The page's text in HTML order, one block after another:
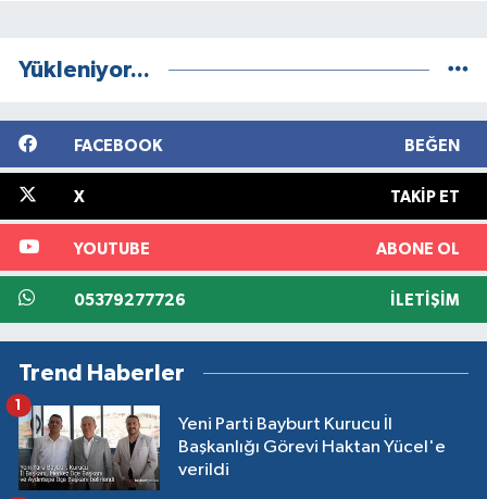
Yükleniyor...
FACEBOOK BEĞEN
X TAKIP ET
YOUTUBE ABONE OL
05379277726 İLETIŞIM
Trend Haberler
Yeni Parti Bayburt Kurucu İl
Başkanlığı Görevi Haktan Yücel'e
verildi
1